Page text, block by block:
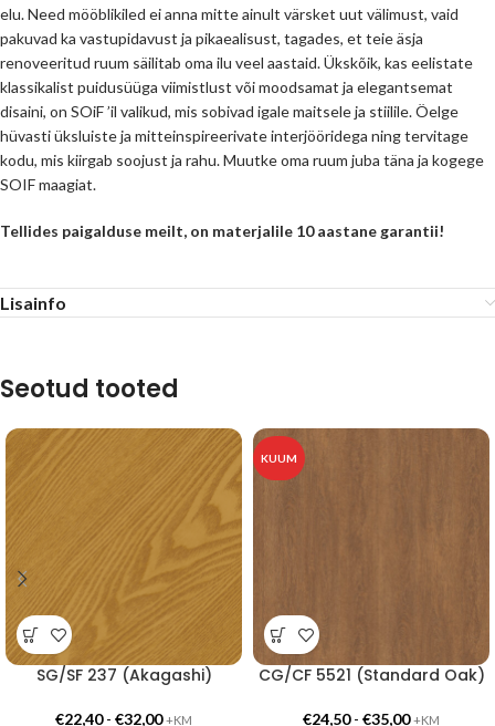
elu. Need mööblikiled ei anna mitte ainult värsket uut välimust, vaid
pakuvad ka vastupidavust ja pikaealisust, tagades, et teie äsja
renoveeritud ruum säilitab oma ilu veel aastaid. Ükskõik, kas eelistate
klassikalist puidusüüga viimistlust või moodsamat ja elegantsemat
disaini, on SOiF ’il valikud, mis sobivad igale maitsele ja stiilile. Öelge
hüvasti üksluiste ja mitteinspireerivate interjööridega ning tervitage
kodu, mis kiirgab soojust ja rahu. Muutke oma ruum juba täna ja kogege
SOIF maagiat.
Tellides paigalduse meilt, on materjalile 10 aastane garantii!
Lisainfo
Seotud tooted
SG/SF 237 (Akagashi)
€22,40- €32,00 +KM
KUUM
CG/CF 5521 (Standard Oak)
€24,50- €35,00 +KM